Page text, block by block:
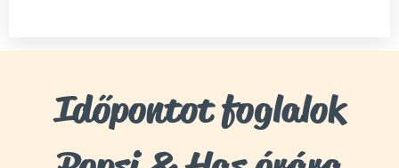
Időpontot foglalok